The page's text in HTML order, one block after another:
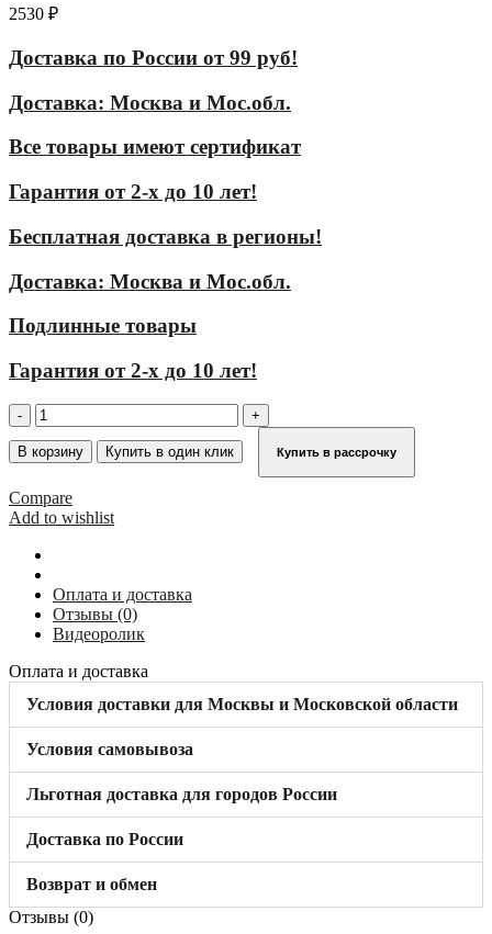
2530 ₽
Доставка по России от 99 руб!
Доставка: Москва и Мос.обл.
Все товары имеют сертификат
Гарантия от 2-х до 10 лет!
Бесплатная доставка в регионы!
Доставка: Москва и Мос.обл.
Подлинные товары
Гарантия от 2-х до 10 лет!
Количество
товара
Соединители
(пара)
алюминий
неокрашенный
804556
В корзину Купить в один клик Купить в рассрочку
Compare
Add to wishlist
Оплата и доставка
Отзывы (0)
Видеоролик
Оплата и доставка
Условия доставки для Москвы и Московской области
Условия самовывоза
Льготная доставка для городов России
Доставка по России
Возврат и обмен
Отзывы (0)